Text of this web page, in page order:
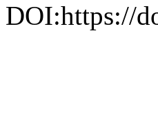
DOI:https://